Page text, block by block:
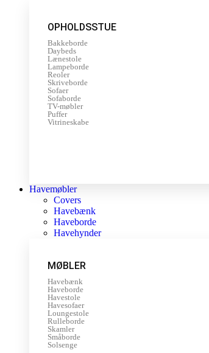
OPHOLDSSTUE
Bakkeborde
Daybeds
Lænestole
Lampeborde
Reoler
Skriveborde
Sofaer
Sofaborde
TV-møbler
Puffer
Vitrineskabe
Havemøbler
Covers
Havebænk
Haveborde
Havehynder
MØBLER
Havebænk
Haveborde
Havestole
Havesofaer
Loungestole
Rulleborde
Skamler
Småborde
Solsenge